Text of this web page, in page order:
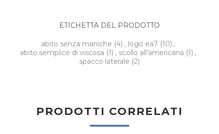
ETICHETTA DEL PRODOTTO
abito senza maniche (4) , logo ea7 (10) ,
abito semplice di viscosa (1) , scollo all'americana (1) ,
spacco laterale (2)
PRODOTTI CORRELATI